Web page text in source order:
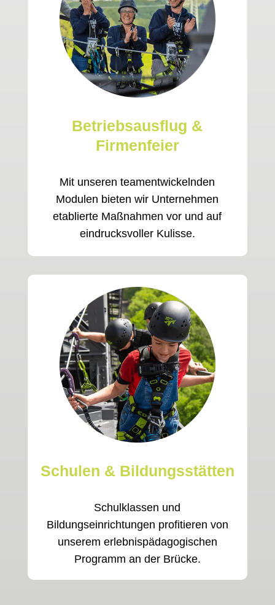
Betriebsausflug &
Firmenfeier
Mit unseren teamentwickelnden
Modulen bieten wir Unternehmen
etablierte Maßnahmen vor und auf
eindrucksvoller Kulisse.
Schulen & Bildungsstätten
Schulklassen und
Bildungseinrichtungen profitieren von
unserem erlebnispädagogischen
Programm an der Brücke.